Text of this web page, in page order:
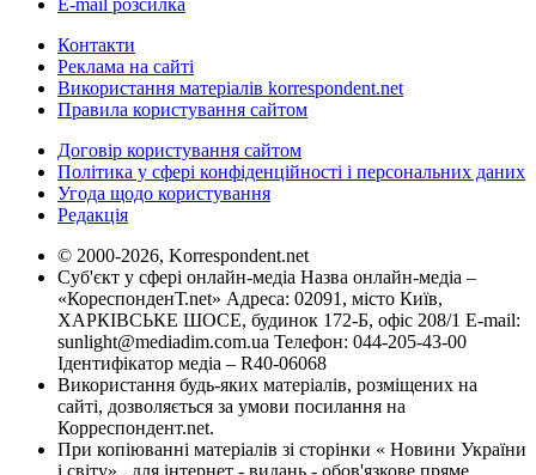
E-mail розсилка
Контакти
Реклама на сайті
Використання матеріалів korrespondent.net
Правила користування сайтом
Договір користування сайтом
Політика у сфері конфіденційності і персональних даних
Угода щодо користування
Редакція
© 2000-2026, Korrespondent.net
Суб'єкт у сфері онлайн-медіа Назва онлайн-медіа –
«КореспонденТ.net» Адреса: 02091, місто Київ,
ХАРКІВСЬКЕ ШОСЕ, будинок 172-Б, офіс 208/1 E-mail:
sunlight@mediadim.com.ua Телефон: 044-205-43-00
Ідентифікатор медіа – R40-06068
Використання будь-яких матеріалів, розміщених на
сайті, дозволяється за умови посилання на
Корреспондент.net.
При копіюванні матеріалів зі сторінки « Новини України